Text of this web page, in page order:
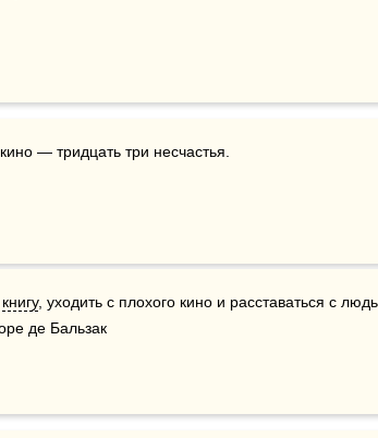
кино — тридцать три несчастья.
книгу, уходить с плохого кино и расставаться с
де Бальзак